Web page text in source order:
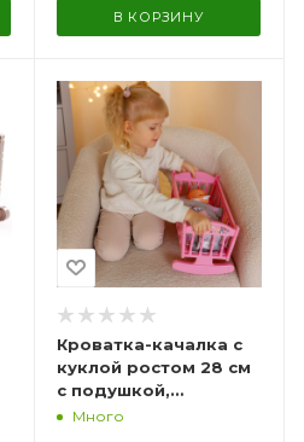
В КОРЗИНУ
Кроватка-качалка с
куклой ростом 28 см
с подушкой,
одеялкой и
Много